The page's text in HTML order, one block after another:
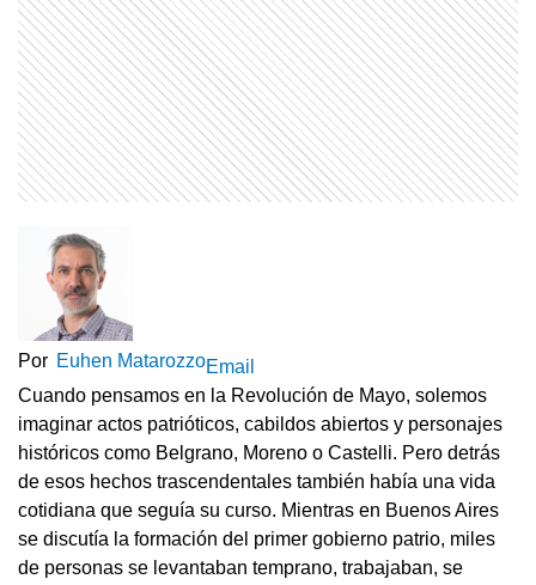
Por Euhen MatarozzoEmail
Cuando pensamos en la Revolución de Mayo, solemos
imaginar actos patrióticos, cabildos abiertos y personajes
históricos como Belgrano, Moreno o Castelli. Pero detrás
de esos hechos trascendentales también había una vida
cotidiana que seguía su curso. Mientras en Buenos Aires
se discutía la formación del primer gobierno patrio, miles
de personas se levantaban temprano, trabajaban, se